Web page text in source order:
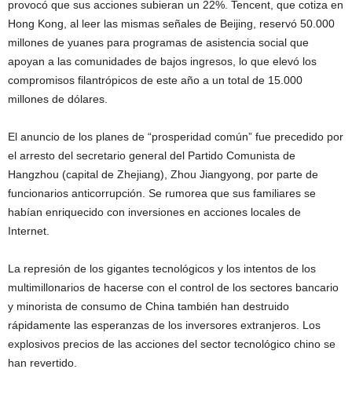
provocó que sus acciones subieran un 22%. Tencent, que cotiza en
Hong Kong, al leer las mismas señales de Beijing, reservó 50.000
millones de yuanes para programas de asistencia social que
apoyan a las comunidades de bajos ingresos, lo que elevó los
compromisos filantrópicos de este año a un total de 15.000
millones de dólares.
El anuncio de los planes de “prosperidad común” fue precedido por
el arresto del secretario general del Partido Comunista de
Hangzhou (capital de Zhejiang), Zhou Jiangyong, por parte de
funcionarios anticorrupción. Se rumorea que sus familiares se
habían enriquecido con inversiones en acciones locales de
Internet.
La represión de los gigantes tecnológicos y los intentos de los
multimillonarios de hacerse con el control de los sectores bancario
y minorista de consumo de China también han destruido
rápidamente las esperanzas de los inversores extranjeros. Los
explosivos precios de las acciones del sector tecnológico chino se
han revertido.